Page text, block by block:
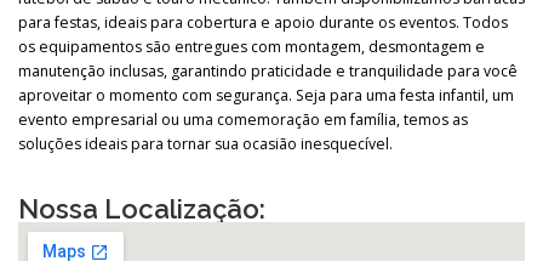
parafestas,ideaispara cobertura e apoio durante os eventos. Todos
os equipamentos são entregues com montagem, desmontagem e
manutenção inclusas, garantindo praticidade e tranquilidade para você
aproveitar o momento com segurança. Seja para umafesta infantil,um
evento empresarial ou uma comemoração emfamília,temos as
soluçõesideaispara tornar sua ocasião inesquecível.
Nossa Localização: